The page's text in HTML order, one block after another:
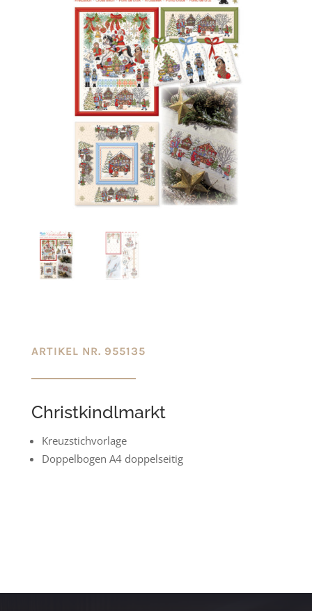
ARTIKEL NR. 955135
Christkindlmarkt
Kreuzstichvorlage
Doppelbogen A4 doppelseitig